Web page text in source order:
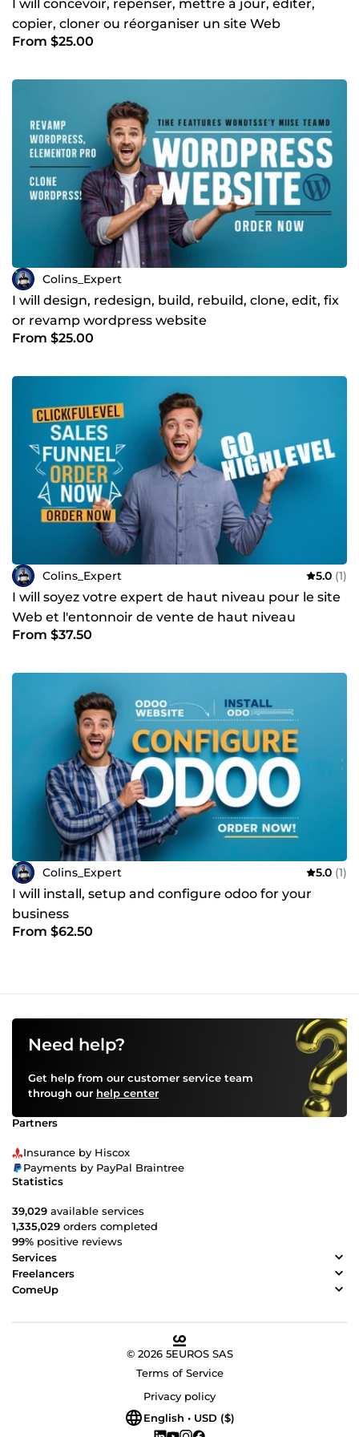
I will concevoir, repenser, mettre à jour, éditer,
copier, cloner ou réorganiser un site Web
WordPress
From $25.00
Colins_Expert
I will design, redesign, build, rebuild, clone, edit, fix
or revamp wordpress website
From $25.00
Colins_Expert 5.0 (1)
I will soyez votre expert de haut niveau pour le site
Web et l'entonnoir de vente de haut niveau
From $37.50
Colins_Expert 5.0 (1)
I will install, setup and configure odoo for your
business
From $62.50
Need help?
Get help from our customer service team
through our help center
Partners
Insurance by Hiscox
Payments by PayPal Braintree
Statistics
39,029 available services
1,335,029 orders completed
99% positive reviews
Services
Freelancers
ComeUp
© 2026 5EUROS SAS
Terms of Service
Privacy policy
English • USD ($)